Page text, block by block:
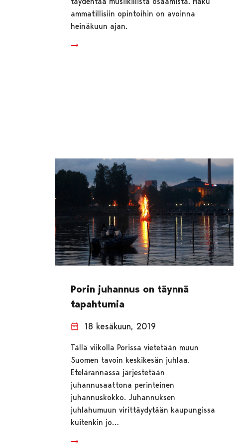
ammatillisiin opintoihin on avoinna
heinäkuun ajan.
Porin juhannus on täynnä
tapahtumia
18 kesäkuun, 2019
Tällä viikolla Porissa vietetään muun
Suomen tavoin keskikesän juhlaa.
Etelärannassa järjestetään
juhannusaattona perinteinen
juhannuskokko. Juhannuksen
juhlahumuun virittäydytään kaupungissa
kuitenkin jo…